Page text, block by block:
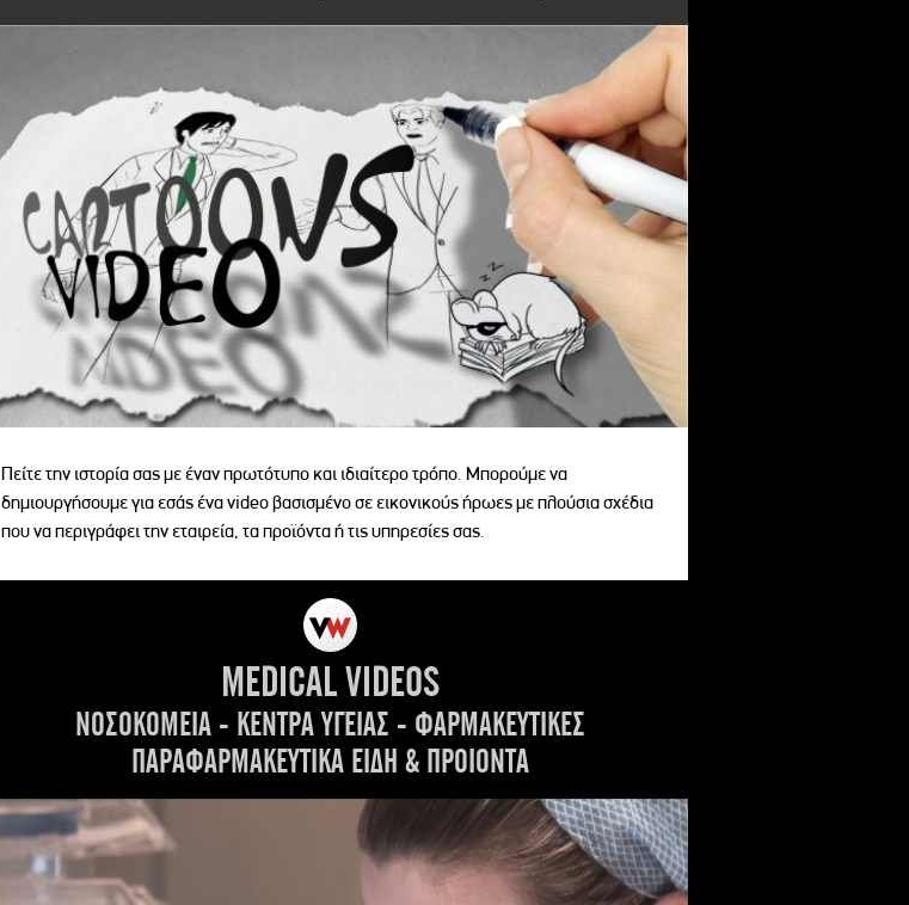
Πείτε την ιστορία σας με έναν πρωτότυπο και ιδιαίτερο τρόπο. Μπορούμε να
δημιουργήσουμε για εσάς ένα video βασισμένο σε εικονικούς ήρωες με πλούσια σχέδια
που να περιγράφει την εταιρεία, τα προϊόντα ή τις υπηρεσίες σας.
MEDICAL VIDEOS
ΝΟΣΟΚΟΜΕΙΑ - ΚΕΝΤΡΑ ΥΓΕΙΑΣ - ΦΑΡΜΑΚΕΥΤΙΚΕΣ
ΠΑΡΑΦΑΡΜΑΚΕΥΤΙΚΑ ΕΙΔΗ & ΠΡΟΙΟΝΤΑ